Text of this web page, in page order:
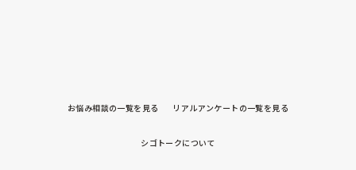
お悩み相談の一覧を見る リアルアンケートの一覧を見る
シゴトークについて